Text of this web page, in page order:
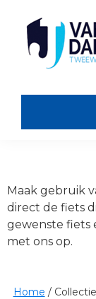
primary
navigation
primary
footer
Dalfsen
Maak gebruik
direct de fiets
gewenste fiets
met ons op.
Home / Collectie